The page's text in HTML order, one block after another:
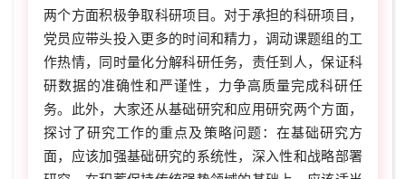
两个方面积极争取科研项目。对于承担的科研项目，
党员应带头投入更多的时间和精力，调动课题组的工
作热情，同时量化分解科研任务，责任到人，保证科
研数据的准确性和严谨性，力争高质量完成科研任
务。此外，大家还从基础研究和应用研究两个方面，
探讨了研究工作的重点及策略问题：在基础研究方
面，应该加强基础研究的系统性，深入性和战略部署